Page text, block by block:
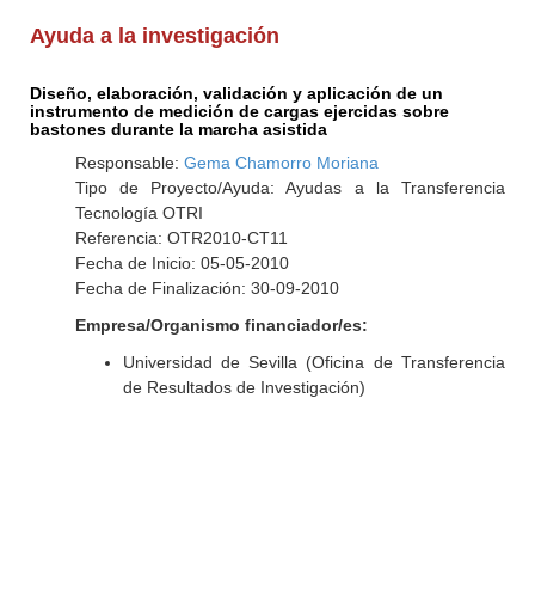
Ayuda a la investigación
Diseño, elaboración, validación y aplicación de un
instrumento de medición de cargas ejercidas sobre
bastones durante la marcha asistida
Responsable: Gema Chamorro Moriana
Tipo de Proyecto/Ayuda: Ayudas a la Transferencia
Tecnología OTRI
Referencia: OTR2010-CT11
Fecha de Inicio: 05-05-2010
Fecha de Finalización: 30-09-2010
Empresa/Organismo financiador/es:
Universidad de Sevilla (Oficina de Transferencia
de Resultados de Investigación)